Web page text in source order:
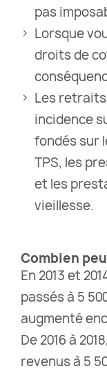
pas
Lorsque
droits de
Les retraits
incidence
fondés sur
TPS, les
et les
vieillesse.
Combien
En 2013 et
passés à 5
augmenté
De 2016 à
revenus à 5